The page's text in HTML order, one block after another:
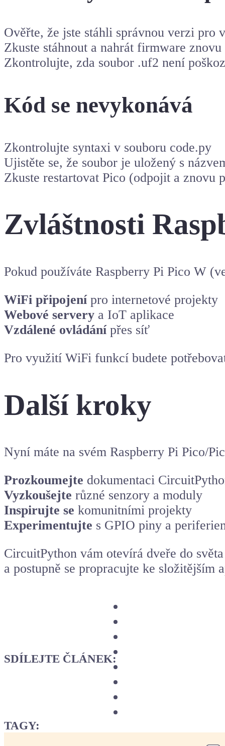
Ověřte, že jste stáhli správnou verzi pro
Zkuste stáhnout a nahrát firmware znovu
Zkontrolujte, zda soubor .uf2 není
Kód se nevykonává
Zkontrolujte syntaxi v souboru code.py
Ujistěte se, že soubor je uložený s
Zkuste restartovat Pico (odpojit a znovu
Zvláštnosti
Pokud používáte Raspberry Pi Pico W
WiFi připojenípro internetové projekty
Webové servery a IoT aplikace
Vzdálené ovládánípřes síť
Pro využití WiFi funkcí budete
Další kroky
Nyní máte na svém Raspberry Pi Pico/
Prozkoumejte dokumentaci
Vyzkoušejte různé senzory a moduly
Inspirujte se komunitními projekty
Experimentujte s GPIO piny a
CircuitPython vám otevírá dveře do
a postupně se propracujte ke složitějším
SDÍLEJTE ČLÁNEK:
TAGY: